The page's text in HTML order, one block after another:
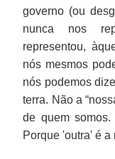
governo (ou
nunca nos
representou,
nós mesmos
nós podemos
terra. Não a
de quem
Porque 'outra' é